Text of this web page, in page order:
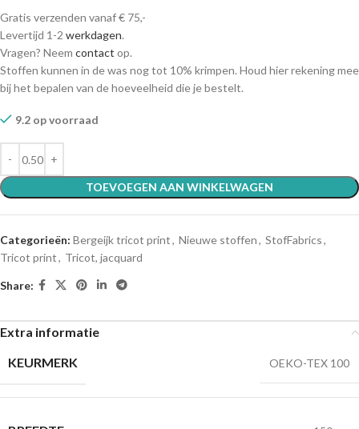
Gratis verzenden vanaf € 75,-
Levertijd 1-2 werkdagen.
Vragen? Neem contact op.
Stoffen kunnen in de was nog tot 10% krimpen. Houd hier rekening mee
bij het bepalen van de hoeveelheid die je bestelt.
9.2 op voorraad
TOEVOEGEN AAN WINKELWAGEN
Categorieën: Bergeijk tricot print, Nieuwe stoffen, StofFabrics,
Tricot print, Tricot, jacquard
Share:
Extra informatie
KEURMERK
OEKO-TEX 100